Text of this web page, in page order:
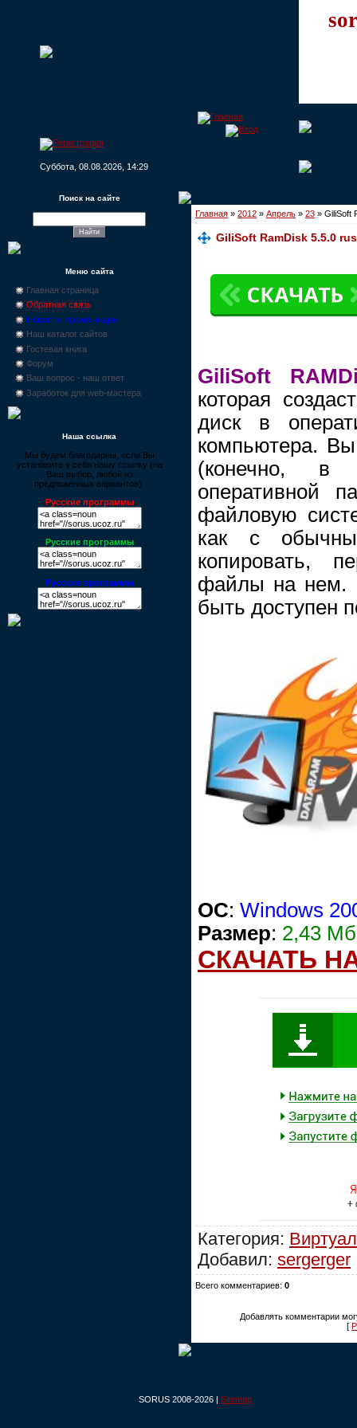
Суббота, 08.08.2026, 14:29
Поиск на сайте
Меню сайта
Главная страница
Обратная связь
Новости, промо-акции
Наш каталог сайтов
Гостевая книга
Форум
Ваш вопрос - наш ответ
Заработок для web-мастера
Наша ссылка
Мы будем благодарны, если Вы
установите у себя нашу ссылку (на
Ваш выбор, любой из
предложенных вариантов):
Русские программы
Русские программы
Русские программы
Главная » 2012 » Апрель » 23 » GiliSoft
GiliSoft RamDisk 5.5.0 rus
GiliSoft
которая
диск в
компьютера.
(конечно, в
оперативной
файловую
как с
копировать,
файлы на нем.
быть доступен
ОС: Windows
Размер: 2,43 Мб
СКАЧАТЬ
Категория:
Добавил: sergerger
Всего комментариев: 0
Добавлять комментарии
[
SORUS 2008-2026 | Sitemap